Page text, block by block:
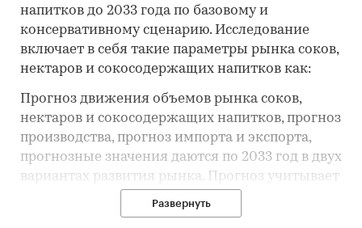
напитков до 2033 года по базовому и
консервативному сценарию. Исследование
включает в себя такие параметры рынка соков,
нектаров и сокосодержащих напитков как:
Прогноз движения объемов рынка соков,
нектаров и сокосодержащих напитков, прогноз
производства, прогноз импорта и экспорта,
прогнозные значения даются по 2033 год в двух
вариантах развития рынка. Прогноз учитывает
ситуацию на рынке, ключевые тренды,
состояние макро и микроэкономики,
Развернуть